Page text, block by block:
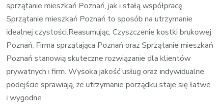
sprzątanie mieszkań Poznań, jak i stałą współpracę.
Sprzątanie mieszkań Poznań to sposób na utrzymanie
idealnej czystości.Reasumując, Czyszczenie kostki brukowej
Poznań, Firma sprzątająca Poznań oraz Sprzątanie mieszkań
Poznań stanowią skuteczne rozwiązanie dla klientów
prywatnych i firm. Wysoka jakość usług oraz indywidualne
podejście sprawiają, że utrzymanie porządku staje się łatwe
i wygodne.